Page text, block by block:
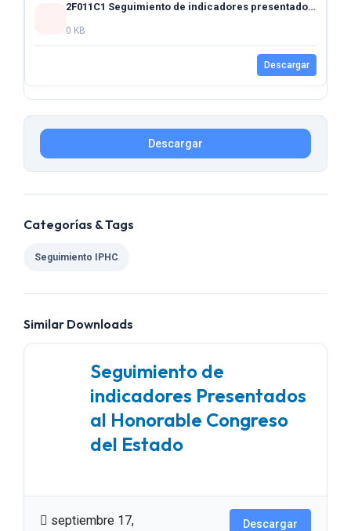
2F011C1 Seguimiento de indicadores presentados al Honorable Congreso del Estado mes de octubre 2024
0 KB
Descargar
Descargar
Categorías & Tags
Seguimiento IPHC
Similar Downloads
Seguimiento de
indicadores Presentados
al Honorable Congreso
del Estado
septiembre 17,
Descargar